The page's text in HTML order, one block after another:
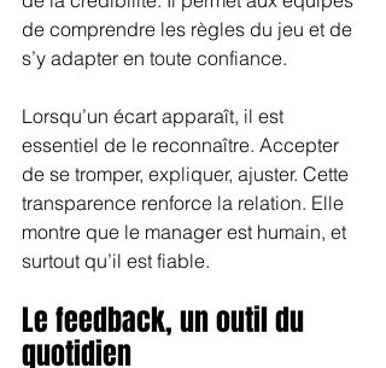
de comprendre les règles du jeu et de
s’y adapter en toute confiance.
Lorsqu’un écart apparaît, il est
essentiel de le reconnaître. Accepter
de se tromper, expliquer, ajuster. Cette
transparence renforce la relation. Elle
montre que le manager est humain, et
surtout qu’il est fiable.
Le feedback, un outil du
quotidien